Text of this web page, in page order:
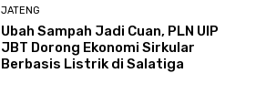
JATENG
Ubah Sampah Jadi Cuan, PLN UIP
JBT Dorong Ekonomi Sirkular
Berbasis Listrik di Salatiga